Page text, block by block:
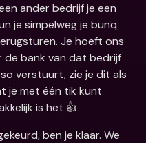
ander bedrijf je een
je simpelweg je bunq
Je hoeft ons
de bank van dat bedrijf
verstuurt, zie je dit als
je met één tik kunt
is het 👍
ben je klaar. We